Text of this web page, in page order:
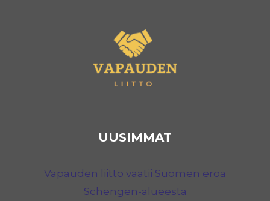
UUSIMMAT
Vapauden liitto vaatii Suomen eroa
Schengen-alueesta